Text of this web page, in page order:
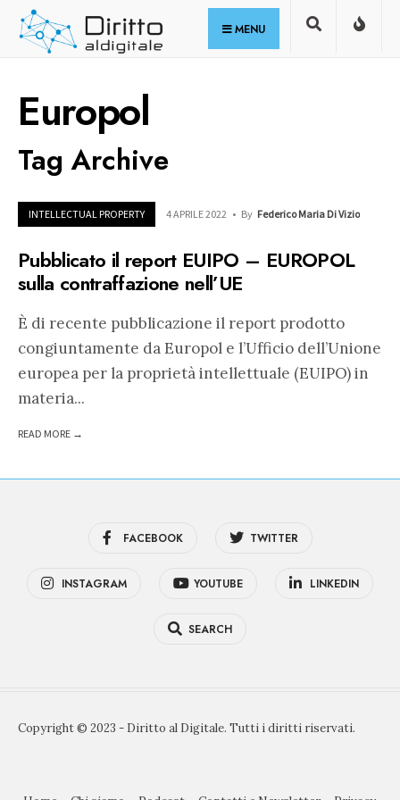
Skip
MENU
Europol
Tag Archive
INTELLECTUAL PROPERTY 4 APRILE 2022 • By Federico Maria Di Vizio
Pubblicato il report EUIPO – EUROPOL
sulla contraffazione nell’UE
È di recente pubblicazione il report prodotto
congiuntamente da Europol e l’Ufficio dell’Unione
europea per la proprietà intellettuale (EUIPO) in
materia...
READ MORE →
FACEBOOK TWITTER
INSTAGRAM YOUTUBE LINKEDIN
SEARCH
Copyright © 2023 - Diritto al Digitale. Tutti i diritti riservati.